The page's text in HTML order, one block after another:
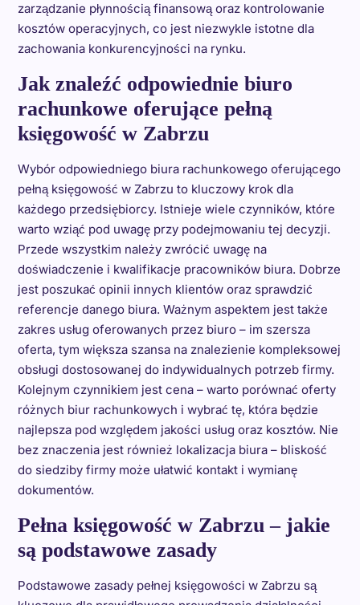
zarządzanie płynnością finansową oraz kontrolowanie
kosztów operacyjnych, co jest niezwykle istotne dla
zachowania konkurencyjności na rynku.
Jak znaleźć odpowiednie biuro
rachunkowe oferujące pełną
księgowość w Zabrzu
Wybór odpowiedniego biura rachunkowego oferującego
pełną księgowość w Zabrzu to kluczowy krok dla
każdego przedsiębiorcy. Istnieje wiele czynników, które
warto wziąć pod uwagę przy podejmowaniu tej decyzji.
Przede wszystkim należy zwrócić uwagę na
doświadczenie i kwalifikacje pracowników biura. Dobrze
jest poszukać opinii innych klientów oraz sprawdzić
referencje danego biura. Ważnym aspektem jest także
zakres usług oferowanych przez biuro – im szersza
oferta, tym większa szansa na znalezienie kompleksowej
obsługi dostosowanej do indywidualnych potrzeb firmy.
Kolejnym czynnikiem jest cena – warto porównać oferty
różnych biur rachunkowych i wybrać tę, która będzie
najlepsza pod względem jakości usług oraz kosztów. Nie
bez znaczenia jest również lokalizacja biura – bliskość
do siedziby firmy może ułatwić kontakt i wymianę
dokumentów.
Pełna księgowość w Zabrzu – jakie
są podstawowe zasady
Podstawowe zasady pełnej księgowości w Zabrzu są